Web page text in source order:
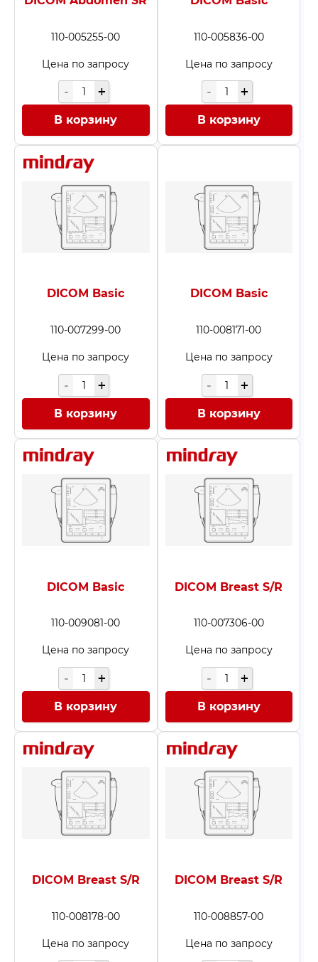
110-005255-00
Цена по запросу
В корзину
110-005836-00
Цена по запросу
В корзину
DICOM Basic
110-007299-00
Цена по запросу
В корзину
DICOM Basic
110-008171-00
Цена по запросу
В корзину
DICOM Basic
110-009081-00
Цена по запросу
В корзину
DICOM Breast S/R
110-007306-00
Цена по запросу
В корзину
DICOM Breast S/R
110-008178-00
Цена по запросу
DICOM Breast S/R
110-008857-00
Цена по запросу